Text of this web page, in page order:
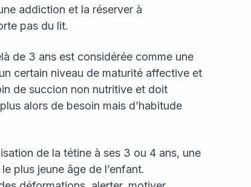
addiction et la réserver à
pas du lit.
de 3 ans est considérée comme une
certain niveau de maturité affective et
de succion non nutritive et doit
alors de besoin mais d’habitude
de la tétine à ses 3 ou 4 ans, une
plus jeune âge de l’enfant.